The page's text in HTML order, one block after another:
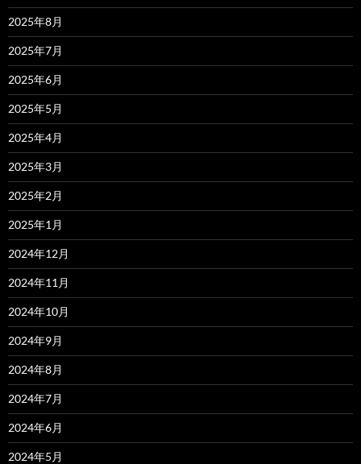
2025年8月
2025年7月
2025年6月
2025年5月
2025年4月
2025年3月
2025年2月
2025年1月
2024年12月
2024年11月
2024年10月
2024年9月
2024年8月
2024年7月
2024年6月
2024年5月